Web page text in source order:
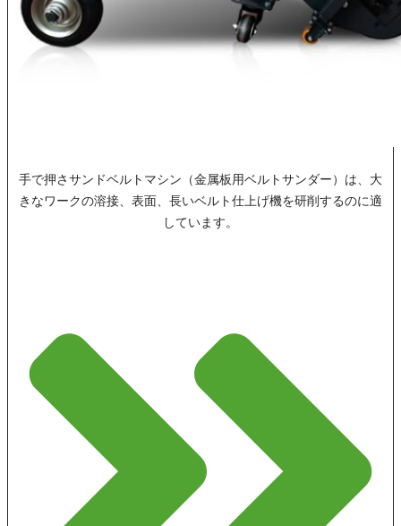
手で押さサンドベルトマシン（金属板用ベルトサンダー）は、大
きなワークの溶接、表面、長いベルト仕上げ機を研削するのに適
しています。